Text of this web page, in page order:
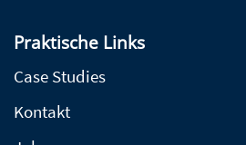
Praktische Links
Case Studies
Kontakt